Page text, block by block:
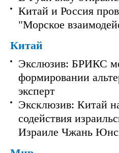
Китай и Россия
"Морское
Китай
Экслюзив: БРИКС
формировании
эксперт
Эксклюзив: Китай
содействия
Израиле Чжань